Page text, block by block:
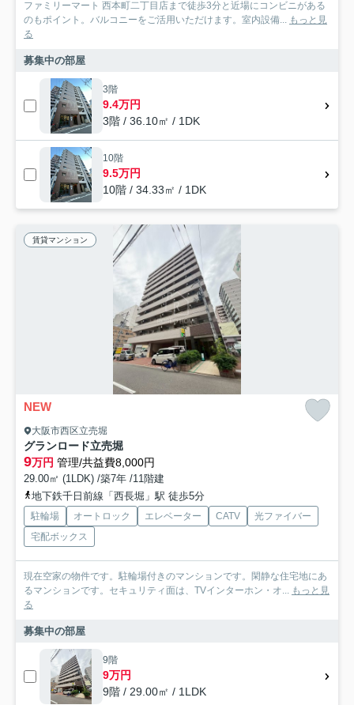
ファミリーマート 西本町二丁目店まで徒歩3分と近場にコンビニがある
のもポイント。バルコニーをご活用いただけます。室内設備... もっと見
る
募集中の部屋
3階
9.4万円
3階 / 36.10㎡ / 1DK
10階
9.5万円
10階 / 34.33㎡ / 1DK
賃貸マンション
NEW
大阪市西区立売堀
グランロード立売堀
9万円 管理/共益費8,000円
29.00㎡ (1LDK) /築7年 /11階建
地下鉄千日前線「西長堀」駅 徒歩5分
駐輪場 オートロック エレベーター CATV
光ファイバー
宅配ボックス
現在空家の物件です。駐輪場付きのマンションです。閑静な住宅地にあ
るマンションです。セキュリティ面は、TVインターホン・オ... もっと見
る
募集中の部屋
9階
9万円
9階 / 29.00㎡ / 1LDK